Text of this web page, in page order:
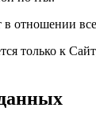
в отношении
только к